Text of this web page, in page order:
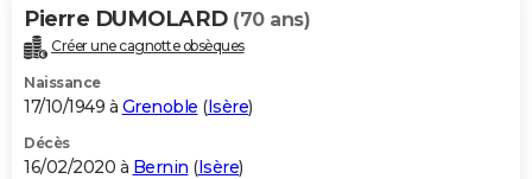
Pierre DUMOLARD (70 ans)
Créer une cagnotte obsèques
Naissance
17/10/1949 à Grenoble (Isère)
Décès
16/02/2020 à Bernin (Isère)